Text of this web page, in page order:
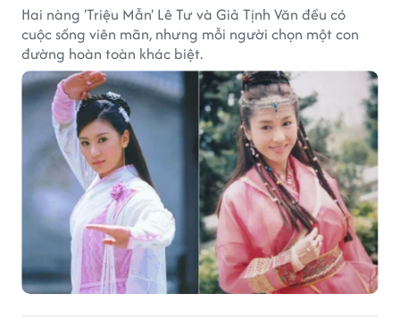
Hai nàng 'Triệu Mẫn' Lê Tư và Giả Tịnh Văn đều có
cuộc sống viên mãn, nhưng mỗi người chọn một con
đường hoàn toàn khác biệt.